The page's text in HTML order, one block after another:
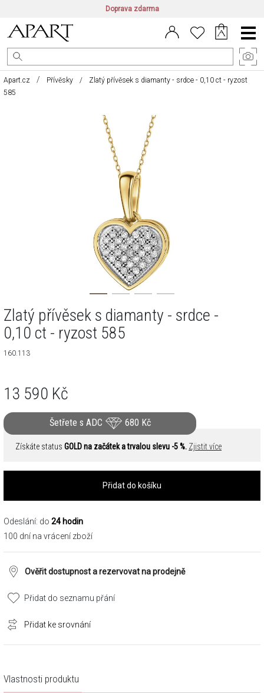
Doprava zdarma
CZ/CZK | EN/EUR PL/PLN
Main
Menu
Apart.cz Přívěsky
Zlatý přívěsek s diamanty - srdce - 0,10 ct - ryzost
585
Zlatý přívěsek s diamanty - srdce -
0,10 ct - ryzost 585
160.113
13 590 Kč
Šetřete s ADC 680 Kč
Získáte status GOLD na začátek a trvalou slevu -5 %. Zjistit více
Přidat do košíku
Odeslání: do 24 hodin
100 dní na vrácení zboží
Ověřit dostupnost a rezervovat na prodejně
Přidat do seznamu přání
Přidat ke srovnání
Vlastnosti produktu